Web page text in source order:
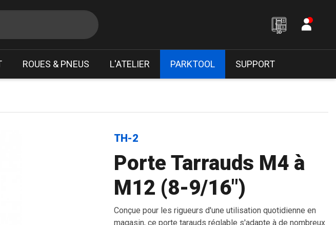
ROUES & PNEUS L'ATELIER PARKTOOL SUPPORT
TH-2
Porte Tarrauds M4 à
M12 (8-9/16")
Conçue pour les rigueurs d'une utilisation quotidienne en
magasin, ce porte tarauds réglable s'adapte à de nombreux